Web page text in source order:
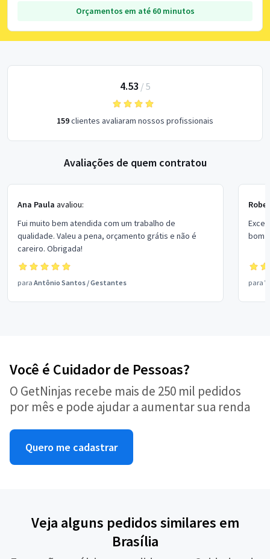
Orçamentos em até 60 minutos
4.53 / 5
159clientes avaliaram nossos profissionais
Avaliações de quem contratou
Ana Paula avaliou:
Fui muito bem atendida com um trabalho de
qualidade. Valeu a pena, orçamento grátis e não é
careiro. Obrigada!
para Antônio Santos /Gestantes
bom
para
Você é Cuidador de Pessoas?
O GetNinjas recebe mais de 250 mil pedidos
por mês e pode ajudar a aumentar sua renda
Quero me cadastrar
Veja alguns pedidos similares em
Brasília